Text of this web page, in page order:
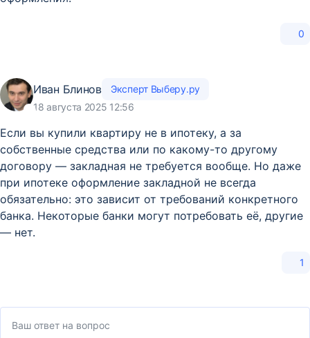
0
Иван Блинов
Эксперт Выберу.ру
18 августа 2025 12:56
Если вы купили квартиру не в ипотеку, а за
собственные средства или по какому-то другому
договору — закладная не требуется вообще. Но даже
при ипотеке оформление закладной не всегда
обязательно: это зависит от требований конкретного
банка. Некоторые банки могут потребовать её, другие
— нет.
1